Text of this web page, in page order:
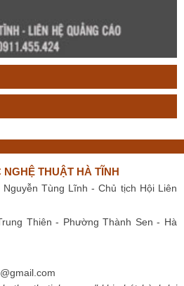
THUẬT HÀ TĨNH
Tùng Lĩnh - Chủ tịch Hội Liên
Thiên - Phường Thành Sen - Hà